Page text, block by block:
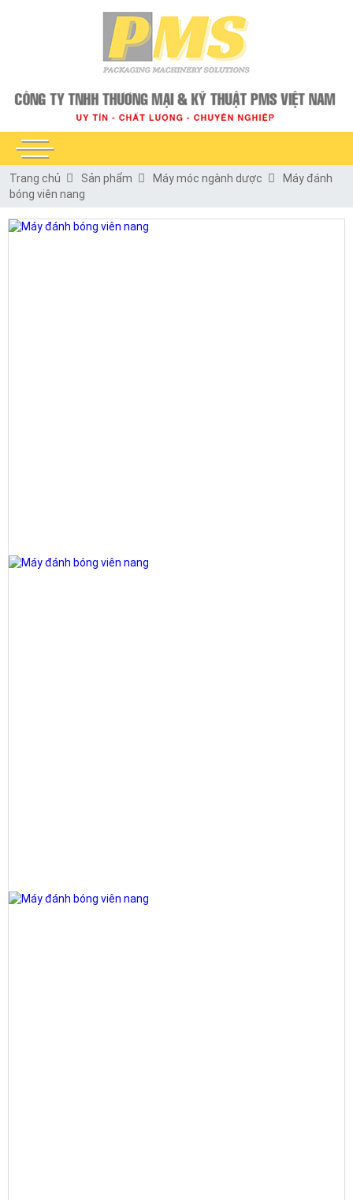
Trang chủ Sản phẩm Máy móc ngành dược
Máy đánh
bóng viên nang